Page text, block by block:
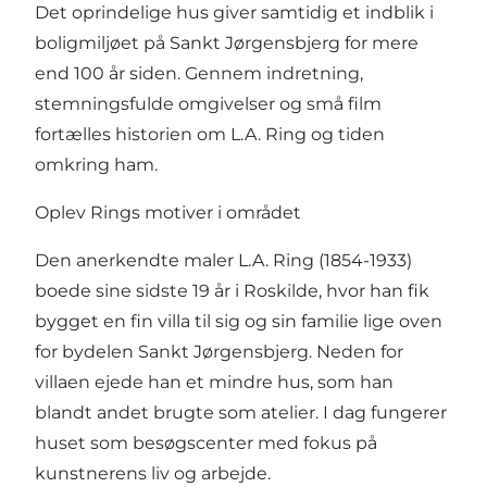
Det oprindelige hus giver samtidig et indblik i
boligmiljøet på Sankt Jørgensbjerg for mere
end 100 år siden. Gennem indretning,
stemningsfulde omgivelser og små film
fortælles historien om L.A. Ring og tiden
omkring ham.
Oplev Rings motiver i området
Den anerkendte maler L.A. Ring (1854-1933)
boede sine sidste 19 år i Roskilde, hvor han fik
bygget en fin villa til sig og sin familie lige oven
for bydelen Sankt Jørgensbjerg. Neden for
villaen ejede han et mindre hus, som han
blandt andet brugte som atelier. I dag fungerer
huset som besøgscenter med fokus på
kunstnerens liv og arbejde.